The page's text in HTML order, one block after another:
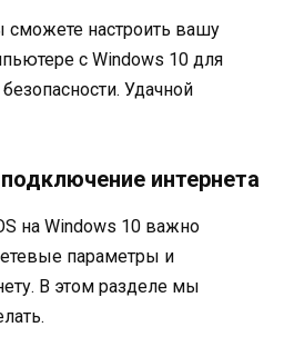
настроить вашу
с Windows 10 для
Удачной
интернета
на Windows 10 важно
параметры и
В этом разделе мы